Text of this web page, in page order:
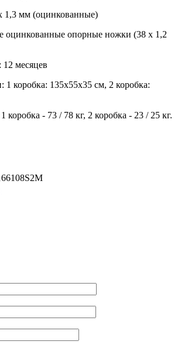
1,3 мм (оцинкованные)
оцинкованные опорные ножки (38 х 1,2
месяцев
1 коробка: 135х55х35 см, 2 коробка:
коробка - 73 / 78 кг, 2 коробка - 23 / 25 кг.